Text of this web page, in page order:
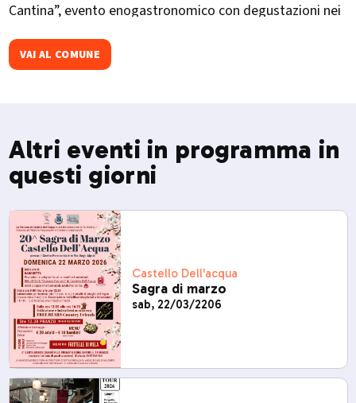
Cantina”, evento enogastronomico con degustazioni nei
VAI AL COMUNE
Altri eventi in programma in
questi giorni
Castello Dell'acqua
Sagra di marzo
sab, 22/03/2206